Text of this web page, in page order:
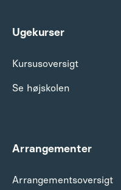
Ugekurser
Kursusoversigt
Se højskolen
Arrangementer
Arrangements­oversigt